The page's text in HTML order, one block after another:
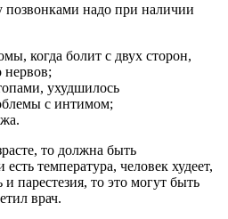
надо при наличии
когда болит с двух сторон,
нервов;
ухудшилось
с интимом;
то должна быть
температура, человек худеет,
и парестезия, то это могут быть
врач.